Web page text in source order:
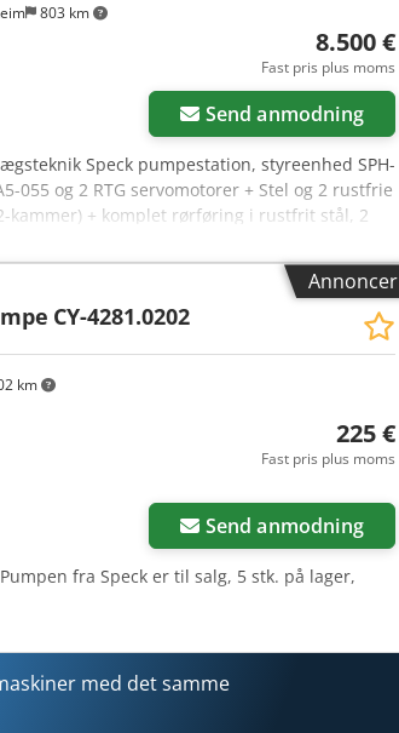
803 km
8.500 €
Fast pris plus moms
Send anmodning
Speck pumpestation, styreenhed SPH-
055 og 2 RTG servomotorer + Stel og 2 rustfrie
kammer) + komplet rørføring i rustfrit stål, 2
+ valgfrit ca. 250 m 2-tommers slange inkl.
i funktionsdygtig stand Nedtaget og pakket
sig i 75053 Gondelsheim Chodewi Icxepfx
afhentning efter aftale
Annoncer
km
CY-4281.0202
225 €
Fast pris plus moms
Send anmodning
fra Speck er til salg, 5 stk. på lager,
med det samme